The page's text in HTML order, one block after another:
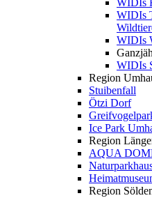
WIDIs
WIDIs
WIDIs
WIDIs
Region
Stuibenfall
Ötzi Dorf
Ice Park
Region
AQUA
Region